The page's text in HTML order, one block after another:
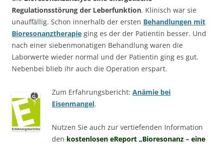
Regulationsstörung der Leberfunktion. Klinisch war sie
unauffällig. Schon innerhalb der ersten Behandlungen mit
Bioresonanztherapie ging es der der Patientin besser. Und
nach einer siebenmonatigen Behandlung waren die
Laborwerte wieder normal und der Patientin ging es gut.
Nebenbei blieb ihr auch die Operation erspart.
Zum Erfahrungsbericht: Anämie bei
Eisenmangel.
Nutzen Sie auch zur vertiefenden Information
den kostenlosen eReport „Bioresonanz – eine